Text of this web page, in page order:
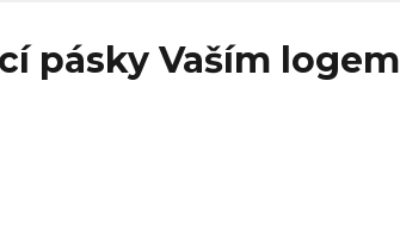
pásky Vaším logem